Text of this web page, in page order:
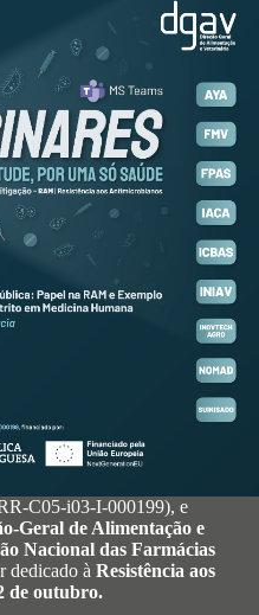
C05-i03-I-000199), e
Geral de Alimentação e
Nacional das Farmácias
dedicado à Resistência aos
de outubro.